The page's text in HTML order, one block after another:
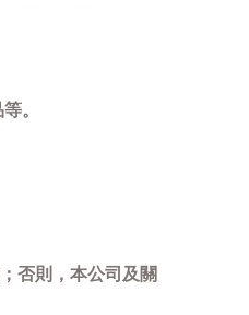
。
否則，本公司及關